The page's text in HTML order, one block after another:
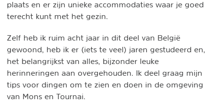
plaats en er zijn unieke accommodaties waar je goed
terecht kunt met het gezin.
Zelf heb ik ruim acht jaar in dit deel van België
gewoond, heb ik er (iets te veel) jaren gestudeerd en,
het belangrijkst van alles, bijzonder leuke
herinneringen aan overgehouden. Ik deel graag mijn
tips voor dingen om te zien en doen in de omgeving
van Mons en Tournai.